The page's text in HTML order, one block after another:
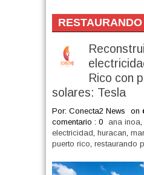
Rico con
solares: Tesla
Por: Conecta2 News on
comentario : 0
ana inoa,
electricidad, huracan,
puerto rico, restaurando